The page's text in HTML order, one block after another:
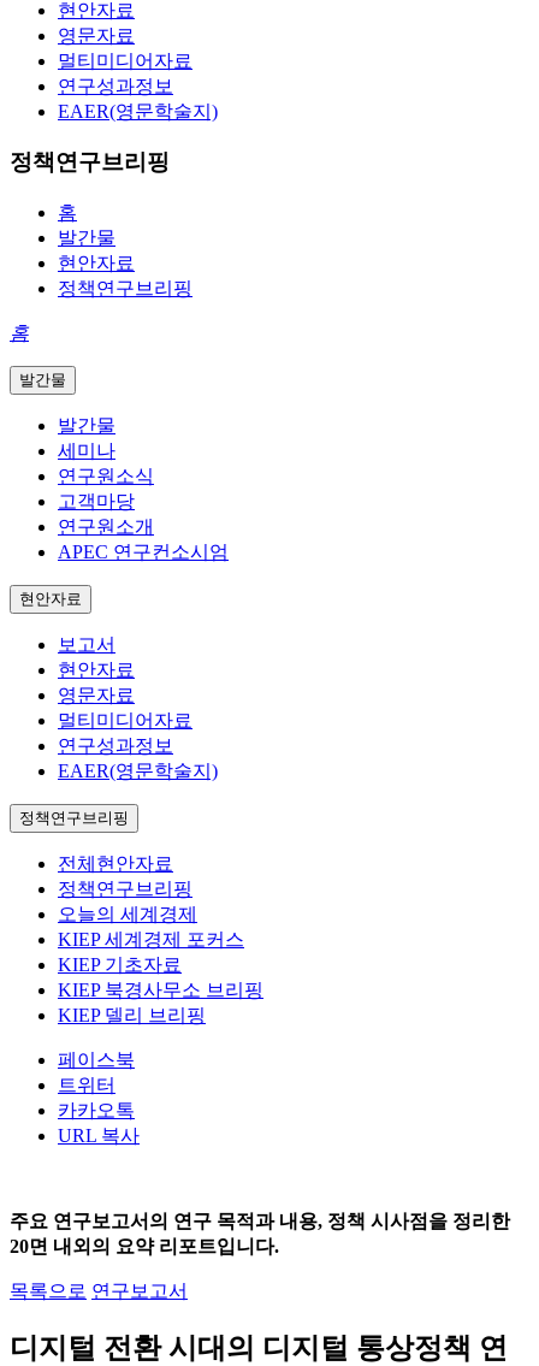
현안자료
영문자료
멀티미디어자료
연구성과정보
EAER(영문학술지)
정책연구브리핑
홈
발간물
현안자료
정책연구브리핑
홈
발간물
발간물
세미나
연구원소식
고객마당
연구원소개
APEC 연구컨소시엄
현안자료
보고서
현안자료
영문자료
멀티미디어자료
연구성과정보
EAER(영문학술지)
정책연구브리핑
전체현안자료
정책연구브리핑
오늘의 세계경제
KIEP 세계경제 포커스
KIEP 기초자료
KIEP 북경사무소 브리핑
KIEP 델리 브리핑
페이스북
트위터
카카오톡
URL 복사
주요 연구보고서의 연구 목적과 내용, 정책 시사점을 정리한
20면 내외의 요약 리포트입니다.
목록으로 연구보고서
디지털 전환 시대의 디지털 통상정책 연